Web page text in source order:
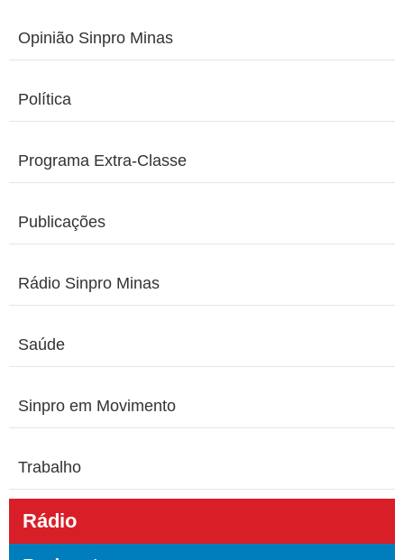
Opinião Sinpro Minas
Política
Programa Extra-Classe
Publicações
Rádio Sinpro Minas
Saúde
Sinpro em Movimento
Trabalho
Rádio